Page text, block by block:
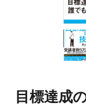
目標達成